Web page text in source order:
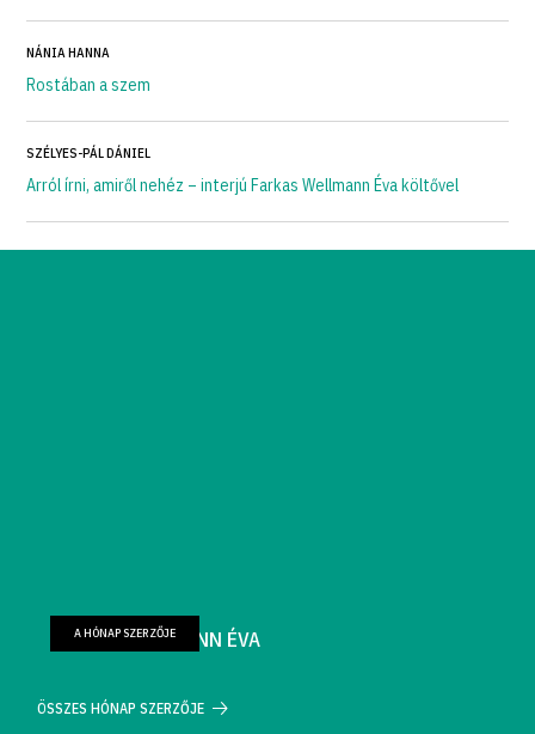
NÁNIA HANNA
Rostában a szem
SZÉLYES-PÁL DÁNIEL
Arról írni, amiről nehéz – interjú Farkas Wellmann Éva költővel
FARKAS WELLMANN ÉVA
A HÓNAP SZERZŐJE
ÖSSZES HÓNAP SZERZŐJE